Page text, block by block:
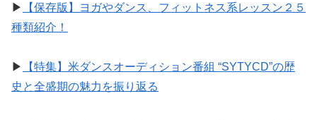
▶︎
【保存版】ヨガやダンス、フィットネス系レッスン２５
種類紹介！
▶︎
【特集】米ダンスオーディション番組 “SYTYCD”の歴
史と全盛期の魅力を振り返る